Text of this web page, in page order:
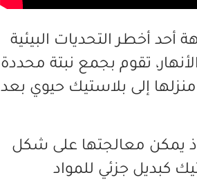
أخطر التحديات البيئية
تقوم بجمع نبتة محددة
إلى بلاستيك حيوي بعد
يمكن معالجتها على شكل
كبديل جزئي للمواد